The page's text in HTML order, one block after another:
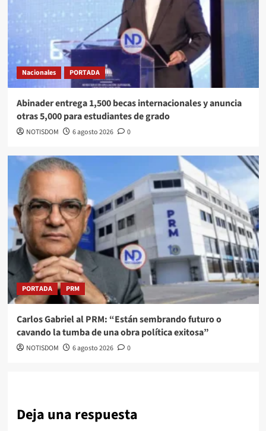
Nacionales PORTADA
Abinader entrega 1,500 becas internacionales y anuncia
otras 5,000 para estudiantes de grado
NOTISDOM 6 agosto 2026 0
PORTADA PRM
Carlos Gabriel al PRM: “Están sembrando futuro o
cavando la tumba de una obra política exitosa”
NOTISDOM 6 agosto 2026 0
Deja una respuesta